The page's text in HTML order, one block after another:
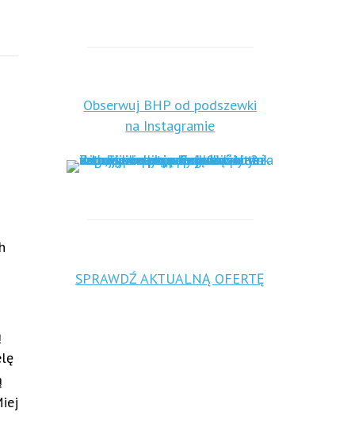
Obserwuj BHP od podszewki
na Instagramie
SPRAWDŹ AKTUALNĄ OFERTĘ